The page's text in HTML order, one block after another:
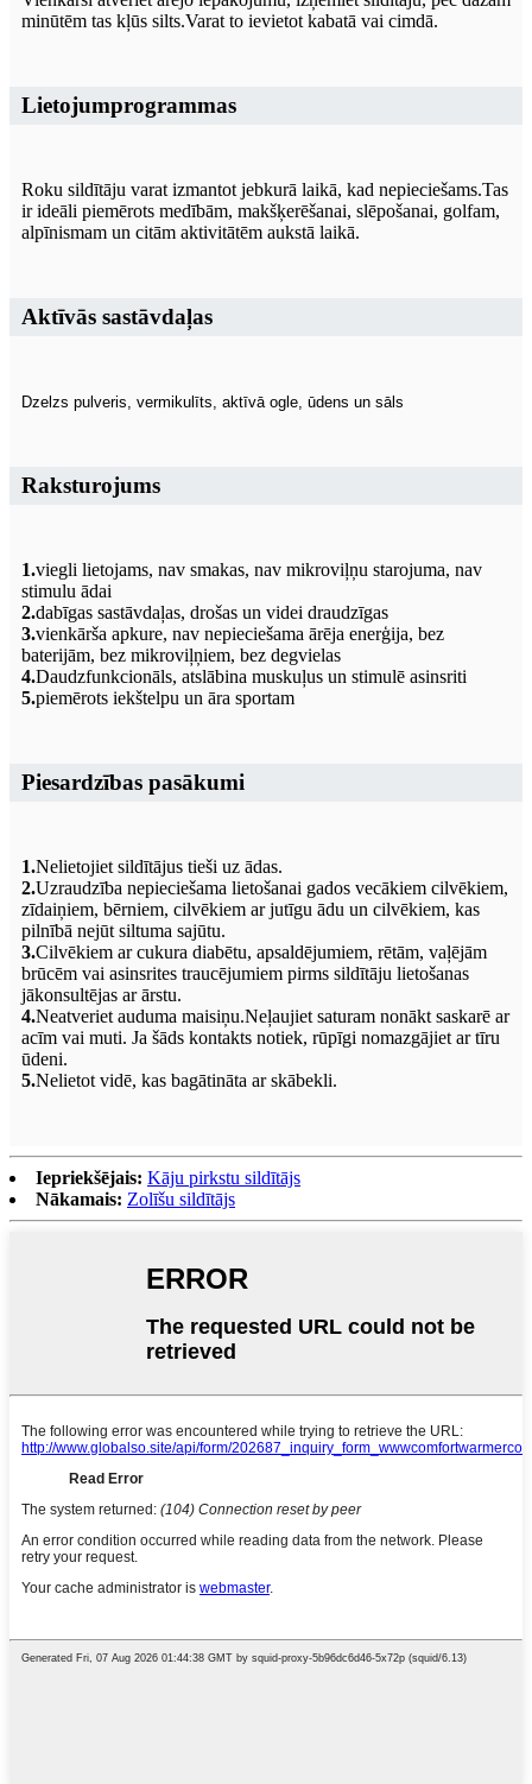
minūtēm tas kļūs silts.Varat to ievietot kabatā vai cimdā.
Lietojumprogrammas
Roku sildītāju varat izmantot jebkurā laikā, kad nepieciešams.Tas
ir ideāli piemērots medībām, makšķerēšanai, slēpošanai, golfam,
alpīnismam un citām aktivitātēm aukstā laikā.
Aktīvās sastāvdaļas
Dzelzs pulveris, vermikulīts, aktīvā ogle, ūdens un sāls
Raksturojums
1.viegli lietojams, nav smakas, nav mikroviļņu starojuma, nav
stimulu ādai
2.dabīgas sastāvdaļas, drošas un videi draudzīgas
3.vienkārša apkure, nav nepieciešama ārēja enerģija, bez
baterijām, bez mikroviļņiem, bez degvielas
4.Daudzfunkcionāls, atslābina muskuļus un stimulē asinsriti
5.piemērots iekštelpu un āra sportam
Piesardzības pasākumi
1.Nelietojiet sildītājus tieši uz ādas.
2.Uzraudzība nepieciešama lietošanai gados vecākiem cilvēkiem,
zīdaiņiem, bērniem, cilvēkiem ar jutīgu ādu un cilvēkiem, kas
pilnībā nejūt siltuma sajūtu.
3.Cilvēkiem ar cukura diabētu, apsaldējumiem, rētām, vaļējām
brūcēm vai asinsrites traucējumiem pirms sildītāju lietošanas
jākonsultējas ar ārstu.
4.Neatveriet auduma maisiņu.Neļaujiet saturam nonākt saskarē ar
acīm vai muti. Ja šāds kontakts notiek, rūpīgi nomazgājiet ar tīru
ūdeni.
5.Nelietot vidē, kas bagātināta ar skābekli.
Iepriekšējais: Kāju pirkstu sildītājs
Nākamais: Zolīšu sildītājs